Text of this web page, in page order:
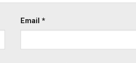
Email*